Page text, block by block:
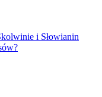
i Słowianin